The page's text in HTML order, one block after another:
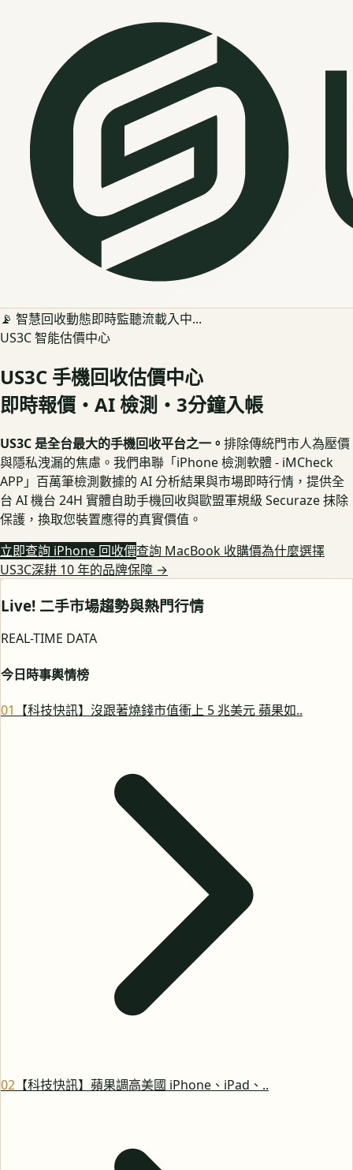
📡 智慧回收動態即時監聽流載入中...
US3C 智能估價中心
US3C 手機回收估價中心
即時報價・AI 檢測・3分鐘入帳
US3C 是全台最大的手機回收平台之一。 排除傳統門市人為壓價
與隱私洩漏的焦慮。我們串聯「iPhone 檢測軟體 - iMCheck
APP」百萬筆檢測數據的 AI 分析結果與市場即時行情，提供全
台 AI 機台 24H 實體自助手機回收與歐盟軍規級 Securaze 抹除
保護，換取您裝置應得的真實價值。
立即查詢 iPhone 回收價查詢 MacBook 收購價為什麼選擇
US3C深耕 10 年的品牌保障 →
Live! 二手市場趨勢與熱門行情
REAL-TIME DATA
今日時事輿情榜
01 【科技快訊】沒跟著燒錢市值衝上 5 兆美元 蘋果如..
02 【科技快訊】蘋果調高美國 iPhone、iPad、..